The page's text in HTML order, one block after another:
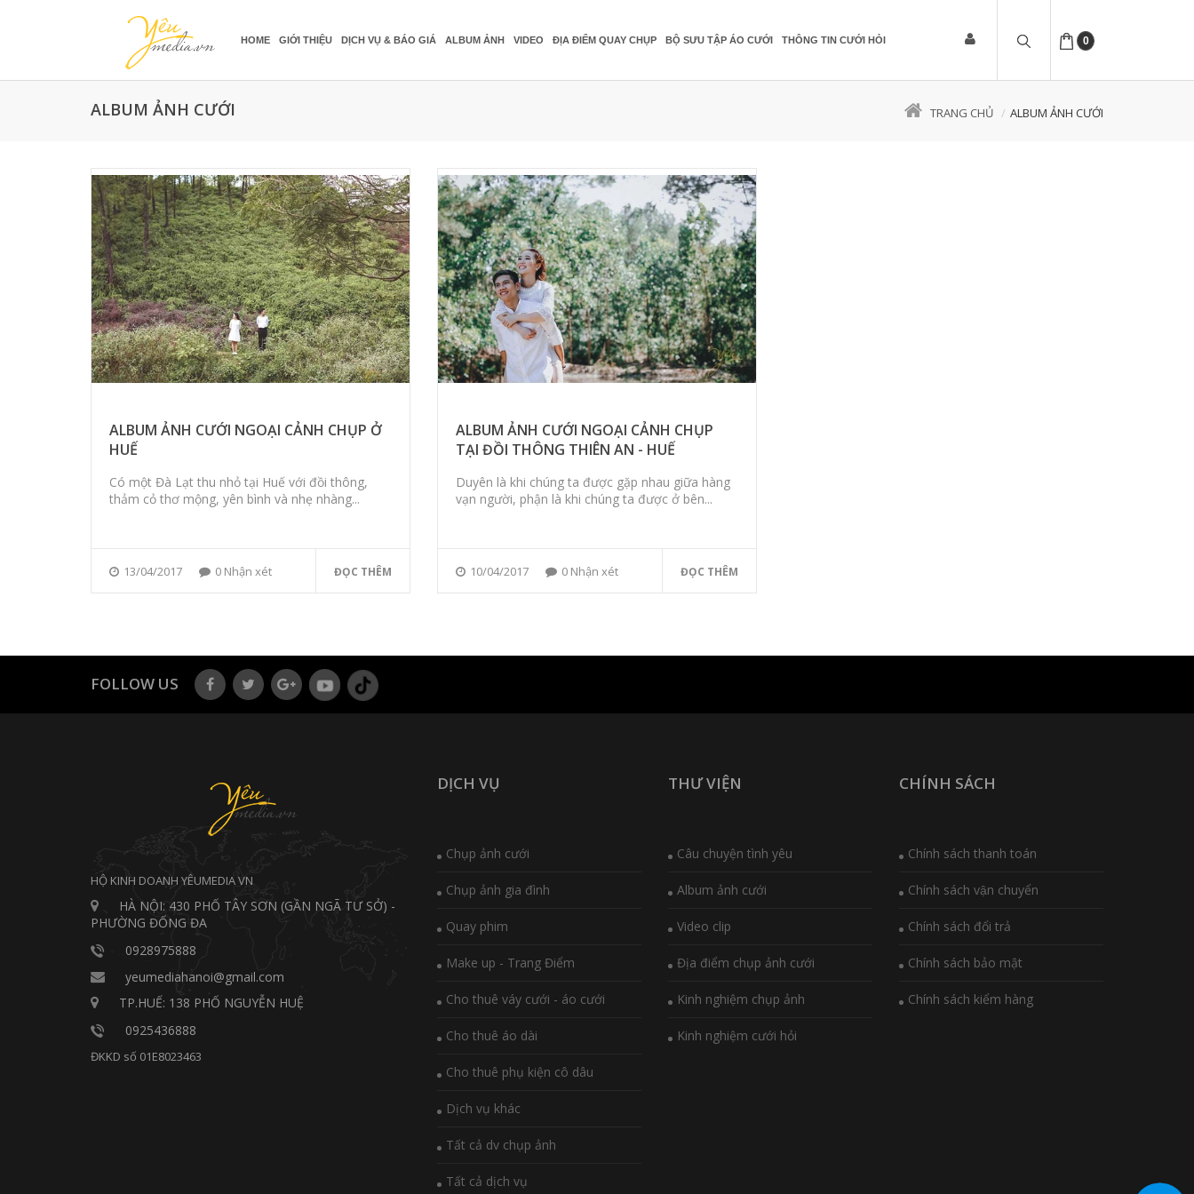
0
HOME GIỚI THIỆU DỊCH VỤ & BÁO GIÁ ALBUM ẢNH VIDEO ĐỊA ĐIỂM QUAY CHỤP BỘ SƯU TẬP ÁO CƯỚI THÔNG TIN CƯỚI HỎI
ALBUM ẢNH CƯỚI TRANG CHỦ ALBUM ẢNH CƯỚI
ALBUM ẢNH CƯỚI NGOẠI CẢNH CHỤP Ở
HUẾ
Có một Đà Lạt thu nhỏ tại Huế với đồi thông,
thảm cỏ thơ mộng, yên bình và nhẹ nhàng...
13/04/2017 0 Nhận xét ĐỌC THÊM
ALBUM ẢNH CƯỚI NGOẠI CẢNH CHỤP
TẠI ĐỒI THÔNG THIÊN AN - HUẾ
Duyên là khi chúng ta được gặp nhau giữa hàng
vạn người, phận là khi chúng ta được ở bên...
10/04/2017 0 Nhận xét ĐỌC THÊM
FOLLOW US
HỘ KINH DOANH YÊUMEDIA VN
HÀ NỘI: 430 PHỐ TÂY SƠN (GẦN NGÃ TƯ SỞ) -
PHƯỜNG ĐỐNG ĐA
0928975888
yeumediahanoi@gmail.com
TP.HUẾ: 138 PHỐ NGUYỄN HUỆ
0925436888
ĐKKD số 01E8023463
DỊCH VỤ
Chụp ảnh cưới
Chụp ảnh gia đình
Quay phim
Make up - Trang Điểm
Cho thuê váy cưới - áo cưới
Cho thuê áo dài
Cho thuê phụ kiện cô dâu
Dịch vụ khác
Tất cả dv chụp ảnh
Tất cả dịch vụ
THƯ VIỆN
Câu chuyện tình yêu
Album ảnh cưới
Video clip
Địa điểm chụp ảnh cưới
Kinh nghiệm chụp ảnh
Kinh nghiệm cưới hỏi
CHÍNH SÁCH
Chính sách thanh toán
Chính sách vận chuyển
Chính sách đổi trả
Chính sách bảo mật
Chính sách kiểm hàng